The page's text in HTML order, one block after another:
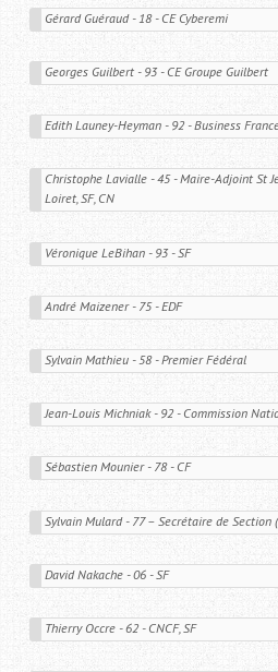
Gérard Guéraud - 18 - CE Cyberemi
Georges Guilbert - 93 - CE Groupe Guilbert
Edith Launey-Heyman - 92 - Business
Christophe Lavialle - 45 - Maire-Adjoint St
Loiret, SF, CN
Véronique LeBihan - 93 - SF
André Maizener - 75 - EDF
Sylvain Mathieu - 58 - Premier Fédéral
Jean-Louis Michniak - 92 - Commission
Sébastien Mounier - 78 - CF
Sylvain Mulard - 77 – Secrétaire de Section
David Nakache - 06 - SF
Thierry Occre - 62 - CNCF, SF